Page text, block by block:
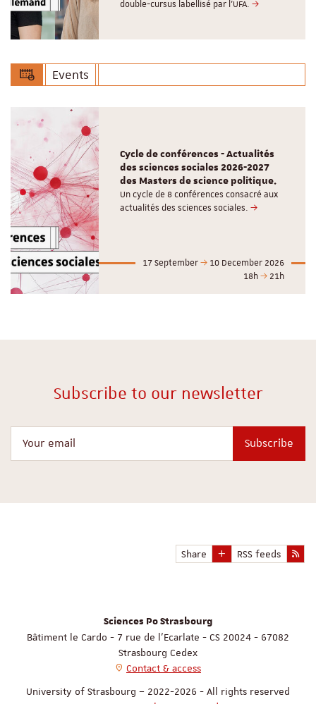
double-cursus labellisé par l'UFA.
Events
Cycle de conférences - Actualités
des sciences sociales 2026-2027
des Masters de science politique.
Un cycle de 8 conférences consacré aux
actualités des sciences sociales.
17 September
10 December 2026
18h
21h
Subscribe to our newsletter
Subscribe
Share RSS feeds
Sciences Po Strasbourg
Bâtiment le Cardo - 7 rue de l'Ecarlate - CS 20024 - 67082
Strasbourg Cedex
Contact & access
University of Strasbourg – 2022-2026 - All rights reserved